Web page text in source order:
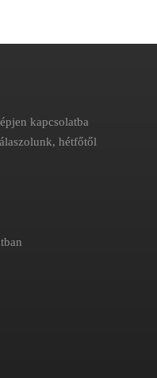
kapcsolatba
hétfőtől